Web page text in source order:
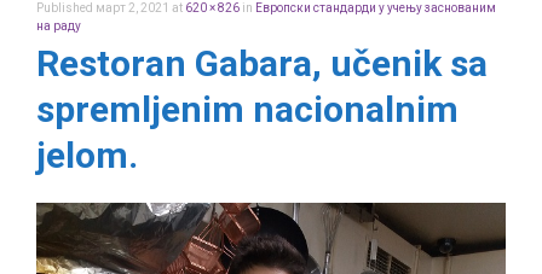
Published март 2, 2021 at 620 × 826 in Европски стандарди у учењу заснованим
на раду
Restoran Gabara, učenik sa
spremljenim nacionalnim
jelom.